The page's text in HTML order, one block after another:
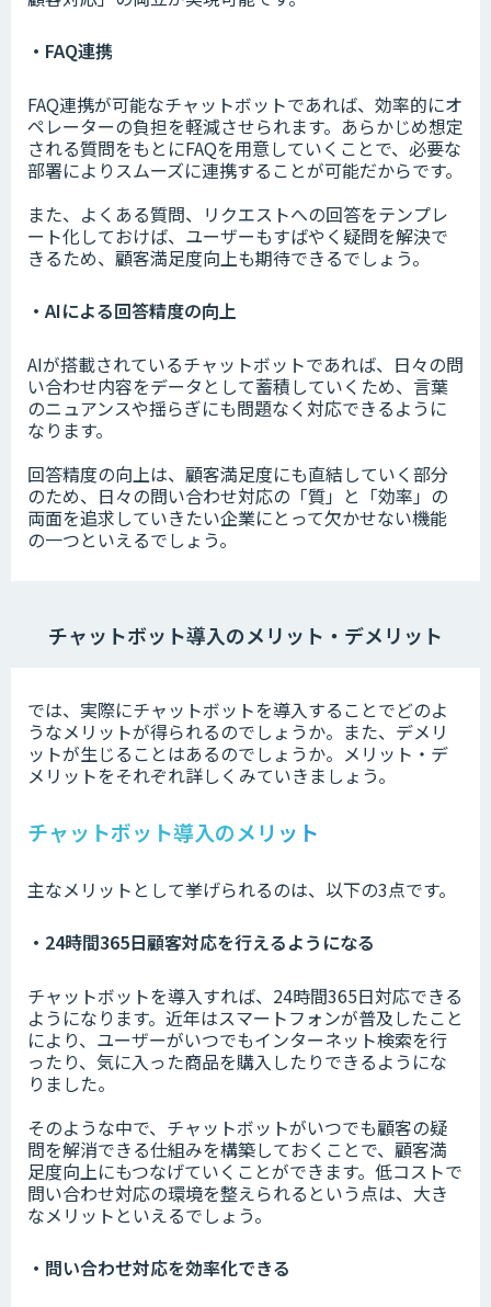
・FAQ連携
FAQ連携が可能なチャットボットであれば、効率的にオ
ペレーターの負担を軽減させられます。あらかじめ想定
される質問をもとにFAQを用意していくことで、必要な
部署によりスムーズに連携することが可能だからです。
また、よくある質問、リクエストへの回答をテンプレ
ート化しておけば、ユーザーもすばやく疑問を解決で
きるため、顧客満足度向上も期待できるでしょう。
・AIによる回答精度の向上
AIが搭載されているチャットボットであれば、日々の問
い合わせ内容をデータとして蓄積していくため、言葉
のニュアンスや揺らぎにも問題なく対応できるように
なります。
回答精度の向上は、顧客満足度にも直結していく部分
のため、日々の問い合わせ対応の「質」と「効率」の
両面を追求していきたい企業にとって欠かせない機能
の一つといえるでしょう。
チャットボット導入のメリット・デメリット
では、実際にチャットボットを導入することでどのよ
うなメリットが得られるのでしょうか。また、デメリ
ットが生じることはあるのでしょうか。メリット・デ
メリットをそれぞれ詳しくみていきましょう。
チャットボット導入のメリット
主なメリットとして挙げられるのは、以下の3点です。
・24時間365日顧客対応を行えるようになる
チャットボットを導入すれば、24時間365日対応できる
ようになります。近年はスマートフォンが普及したこと
により、ユーザーがいつでもインターネット検索を行
ったり、気に入った商品を購入したりできるようにな
りました。
そのような中で、チャットボットがいつでも顧客の疑
問を解消できる仕組みを構築しておくことで、顧客満
足度向上にもつなげていくことができます。低コストで
問い合わせ対応の環境を整えられるという点は、大き
なメリットといえるでしょう。
・問い合わせ対応を効率化できる